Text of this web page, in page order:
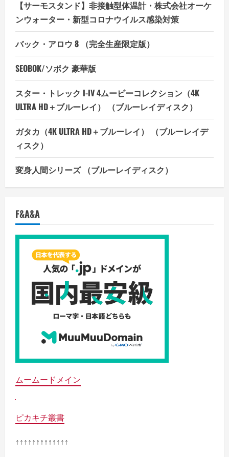
【サーモスタンド】非接触型体温計・株式会社オーケ
ンウォーター・新型コロナウイルス感染対策
バック・アロウ 8 （完全生産限定版）
SEOBOK/ソボク 豪華版
スター・トレック I-IV 4ムービーコレクション（4K
ULTRA HD＋ブルーレイ） （ブルーレイディスク）
ガタカ（4K ULTRA HD＋ブルーレイ） （ブルーレイデ
ィスク）
変身人間シリーズ （ブルーレイディスク）
F&A&A
ムームードメイン
ピカキチ叢書
↑↑↑↑↑↑↑↑↑↑↑↑↑